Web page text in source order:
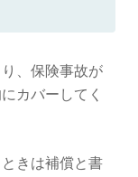
、保険事故が
カバーしてく
きは補償と書